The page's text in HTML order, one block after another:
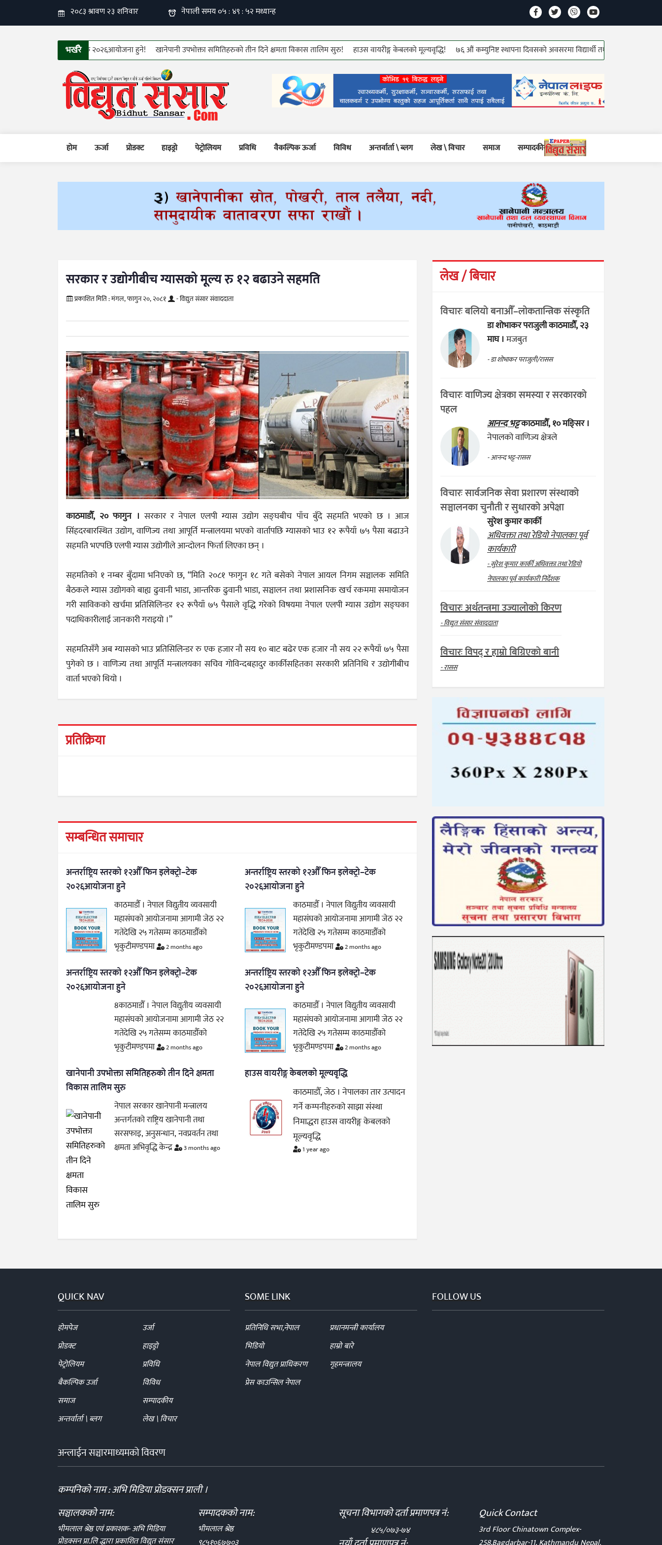
भर्खरै
१२औँ फिन इलेक्ट्रो–टेक २०२६आयोजना हुने! खानेपानी उपभोक्ता समितिहरुको तीन दिने क्षमता विकास तालिम सुरु! हाउस वायरीङ्ग केबलको मूल्यवृद्धि! ७६ औं कम्युनिष्ट स्थापना दिवसको अवसरमा विद्यार्थी तथा जेष्ठ कम्युनिष्ट योद्धाहरु
होम ऊर्जा प्रोडक्ट हाइड्रो पेट्रोलियम प्रविधि वैकल्पिक ऊर्जा विविध अन्तर्वार्ता \ ब्लग लेख \ विचार समाज सम्पादकीय
सरकार र उद्योगीबीच ग्यासको मूल्य रु १२ बढाउने सहमति
प्रकाशित मिति :मंगल, फागुन २०, २०८१ - विद्युत संसार संवाददाता
काठमाडौँ, २० फागुन ।सरकार र नेपाल एलपी ग्यास उद्योग सङ्घबीच पाँच बुँदे सहमति भएको छ । आज
सिंहदरबारस्थित उद्योग, वाणिज्य तथा आपूर्ति मन्त्रालयमा भएको वार्तापछि ग्यासको भाउ १२ रूपैयाँ ७५ पैसा बढाउने
सहमति भएपछि एलपी ग्यास उद्योगीले आन्दोलन फिर्ता लिएका छन् ।
सहमतिको १ नम्बर बुँदामा भनिएको छ, “मिति २०८१ फागुन १८ गते बसेको नेपाल आयल निगम सञ्चालक समिति
बैठकले ग्यास उद्योगको बाह्य ढुवानी भाडा, आन्तरिक ढुवानी भाडा, सञ्चालन तथा प्रशासनिक खर्च रकममा समायोजन
गरी साविकको खर्चमा प्रतिसिलिन्डर १२ रूपैयाँ ७५ पैसाले वृद्धि गरेको विषयमा नेपाल एलपी ग्यास उद्योग सङ्घका
पदाधिकारीलाई जानकारी गराइयो ।”
सहमतिसँगै अब ग्यासको भाउ प्रतिसिलिन्डर रु एक हजार नौ सय १० बाट बढेर एक हजार नौ सय २२ रूपैयाँ ७५ पैसा
पुगेको छ । वाणिज्य तथा आपूर्ति मन्त्रालयका सचिव गोविन्दबहादुर कार्कीसहितका सरकारी प्रतिनिधि र उद्योगीबीच
वार्ता भएको थियो ।
प्रतिक्रिया
सम्बन्धित समाचार
अन्तर्राष्ट्रिय स्तरको १२औँ फिन इलेक्ट्रो–टेक
२०२६आयोजना हुने
काठमाडौँ । नेपाल विद्युतीय व्यवसायी
महासंघको आयोजनामा आगामी जेठ २२
गतेदेखि २५ गतेसम्म काठमाडौँको
भृकुटीमण्डपमा
2 months ago
अन्तर्राष्ट्रिय स्तरको १२औँ फिन इलेक्ट्रो–टेक
२०२६आयोजना हुने
काठमाडौँ । नेपाल विद्युतीय व्यवसायी
महासंघको आयोजनामा आगामी जेठ २२
गतेदेखि २५ गतेसम्म काठमाडौँको
भृकुटीमण्डपमा
2 months ago
अन्तर्राष्ट्रिय स्तरको १२औँ फिन इलेक्ट्रो–टेक
२०२६आयोजना हुने
8काठमाडौँ । नेपाल विद्युतीय व्यवसायी
महासंघको आयोजनामा आगामी जेठ २२
गतेदेखि २५ गतेसम्म काठमाडौँको
भृकुटीमण्डपमा
2 months ago
अन्तर्राष्ट्रिय स्तरको १२औँ फिन इलेक्ट्रो–टेक
२०२६आयोजना हुने
काठमाडौँ । नेपाल विद्युतीय व्यवसायी
महासंघको आयोजनामा आगामी जेठ २२
गतेदेखि २५ गतेसम्म काठमाडौँको
भृकुटीमण्डपमा
2 months ago
खानेपानी उपभोक्ता समितिहरुको तीन दिने क्षमता
विकास तालिम सुरु
नेपाल सरकार खानेपानी मन्त्रालय
अन्तर्गतको राष्ट्रिय खानेपानी तथा
सरसफाइ, अनुसन्धान, नवप्रवर्तन तथा
क्षमता अभिवृद्धि केन्द्र
3 months ago
हाउस वायरीङ्ग केबलको मूल्यवृद्धि
काठमाडौँ, जेठ । नेपालका तार उत्पादन
गर्ने कम्पनीहरुको साझा संस्था
निमाद्धरा हाउस वायरीङ्ग केबलको
मूल्यवृद्धि
1 year ago
लेख / बिचार
विचारः बलियो बनाऔँ–लोकतान्त्रिक संस्कृति
डा शोभाकर पराजुलीकाठमाडौँ, २३
माघ ।मजबुत
- डा शोभाकर पराजुली/रासस
विचारः वाणिज्य क्षेत्रका समस्या र सरकारको
पहल
आनन्द भट्टकाठमाडौँ, १० मङ्सिर ।
नेपालको वाणिज्य क्षेत्रले
- आनन्द भट्ट-रासस
विचारः सार्वजनिक सेवा प्रशारण संस्थाको
सञ्चालनका चुनौती र सुधारको अपेक्षा
सुरेश कुमार कार्की
अधिवक्ता तथा रेडियो नेपालका पूर्व
कार्यकारी
- सुरेश कुमार कार्की अधिवक्ता तथा रेडियो
नेपालका पूर्व कार्यकारी निर्देशक
विचारः अर्थतन्त्रमा उज्यालोको किरण
- विद्युत संसार संवाददाता
विचारः विपद् र हाम्रो बिग्रिएको बानी
- रासस
QUICK NAV
होमपेज
उर्जा
प्रोडक्ट
हाइड्रो
पेट्रोलियम
प्रविधि
बैकल्पिक उर्जा
विविध
समाज
सम्पादकीय
अन्तर्वार्ता \ ब्लग
लेख \ विचार
SOME LINK
प्रतिनिधि सभा,नेपाल
प्रधानमन्त्री कार्यालय
भिडियो
हाम्रो बारे
नेपाल विद्युत प्राधिकरण
गृहमन्त्रालय
प्रेस काउन्सिल नेपाल
FOLLOW US
अन्लाईन सञ्चारमाध्यमको विवरण
कम्पनिको नाम : अभि मिडिया प्रोडक्सन प्राली ।
सञ्चालकको नाम:
भीमलाल श्रेष्ठ एवं प्रकाशक- अभि मिडिया
प्रोडक्सन प्रा.लि द्धारा प्रकाशित विद्युत संसार
सम्पादकको नाम:
भीमलाल श्रेष्ठ
सूचना विभागको दर्ता प्रमाणपत्र नं:
४८५/०७३-७४
Quick Contact
3rd Floor Chinatown Complex-